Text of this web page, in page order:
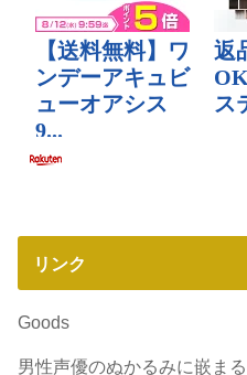
リンク
Goods
男性声優のぬかるみに嵌まる